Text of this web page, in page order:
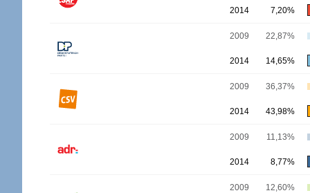
2014 7,20%
2009 22,87%
2014 14,65%
2009 36,37%
2014 43,98%
2009 11,13%
2014 8,77%
2009 12,60%